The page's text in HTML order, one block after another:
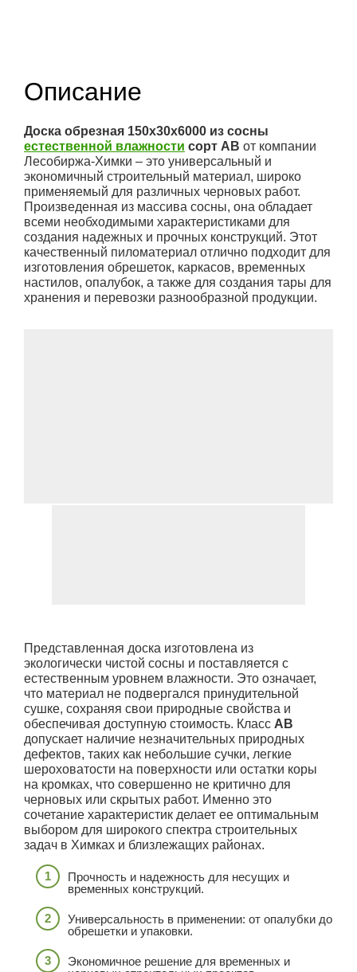
Описание
Доска обрезная 150x30x6000 из сосны
естественной влажности сорт АВ от компании
Лесобиржа-Химки – это универсальный и
экономичный строительный материал, широко
применяемый для различных черновых работ.
Произведенная из массива сосны, она обладает
всеми необходимыми характеристиками для
создания надежных и прочных конструкций. Этот
качественный пиломатериал отлично подходит для
изготовления обрешеток, каркасов, временных
настилов, опалубок, а также для создания тары для
хранения и перевозки разнообразной продукции.
Представленная доска изготовлена из
экологически чистой сосны и поставляется с
естественным уровнем влажности. Это означает,
что материал не подвергался принудительной
сушке, сохраняя свои природные свойства и
обеспечивая доступную стоимость. Класс АВ
допускает наличие незначительных природных
дефектов, таких как небольшие сучки, легкие
шероховатости на поверхности или остатки коры
на кромках, что совершенно не критично для
черновых или скрытых работ. Именно это
сочетание характеристик делает ее оптимальным
выбором для широкого спектра строительных
задач в Химках и близлежащих районах.
Прочность и надежность для несущих и
временных конструкций.
Универсальность в применении: от опалубки до
обрешетки и упаковки.
Экономичное решение для временных и